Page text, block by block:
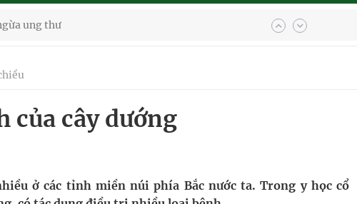
ung thư
quốc
mới của Việt Nam
hai cấp trong quản lý hoạt động nha khoa,
của cây dướng
ở các tỉnh miền núi phía Bắc nước ta. Trong y học cổ